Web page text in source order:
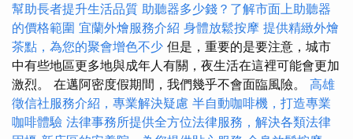
幫助長者提升生活品質 助聽器多少錢？了解市面上助聽器
的價格範圍 宜蘭外燴服務介紹 身體放鬆按摩 提供精緻外燴
茶點，為您的聚會增色不少 但是，重要的是要注意，城市
中有些地區更多地與成年人有關，夜生活在這裡可能會更加
激烈。 在邁阿密度假期間，我們幾乎不會面臨風險。 高雄
徵信社服務介紹，專業解決疑慮 半自動咖啡機，打造專業
咖啡體驗 法律事務所提供全方位法律服務，解決各類法律